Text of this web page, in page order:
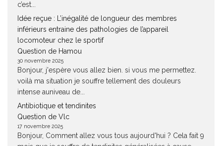
c’est...
Idée reçue : L’inégalité de longueur des membres
inférieurs entraine des pathologies de l’appareil
locomoteur chez le sportif
Question de Hamou
30 novembre 2025
Bonjour, j'espère vous allez bien. si vous me permettez.
voilà ma situation je souffre tellement des douleurs
intense auniveau de...
Antibiotique et tendinites
Question de Vlc
17 novembre 2025
Bonjour, Comment allez vous tous aujourd'hui ? Cela fait 9